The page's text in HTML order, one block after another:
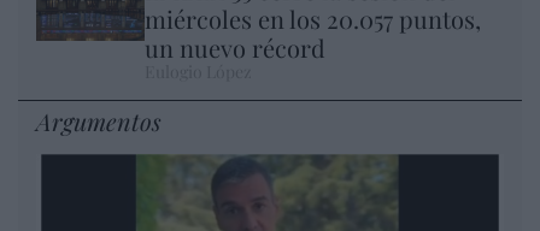
miércoles en los 20.057 puntos,
un nuevo récord
Argumentos